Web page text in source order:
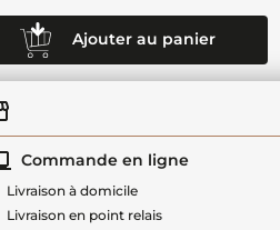
Ajouter au panier
Commande en ligne
Livraison à domicile
Livraison en point relais